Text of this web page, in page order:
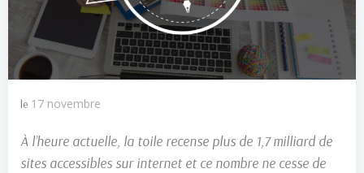
le 17 novembre
À l’heure actuelle, la toile recense plus de 1,7 milliard de
sites accessibles sur internet et ce nombre ne cesse de